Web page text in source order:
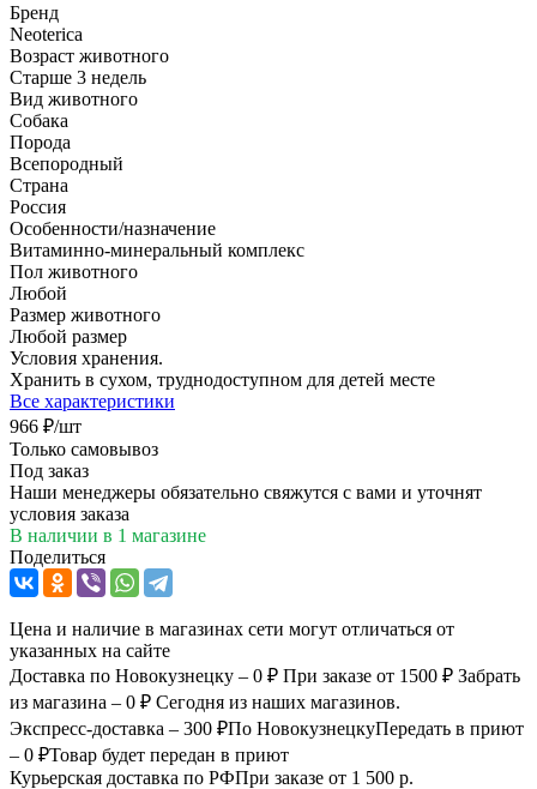
Бренд
Neoterica
Возраст животного
Старше 3 недель
Вид животного
Собака
Порода
Всепородный
Страна
Россия
Особенности/назначение
Витаминно-минеральный комплекс
Пол животного
Любой
Размер животного
Любой размер
Условия хранения.
Хранить в сухом, труднодоступном для детей месте
Все характеристики
966 ₽/шт
Только самовывоз
Под заказ
Наши менеджеры обязательно свяжутся с вами и уточнят
условия заказа
В наличии в 1 магазине
Поделиться
Цена и наличие в магазинах сети могут отличаться от
указанных на сайте
Доставка по Новокузнецку – 0 ₽ При заказе от 1500 ₽ Забрать
из магазина – 0 ₽ Сегодня из наших магазинов.
Экспресс-доставка – 300 ₽По НовокузнецкуПередать в приют
– 0 ₽Товар будет передан в приют
Курьерская доставка по РФПри заказе от 1 500 р.